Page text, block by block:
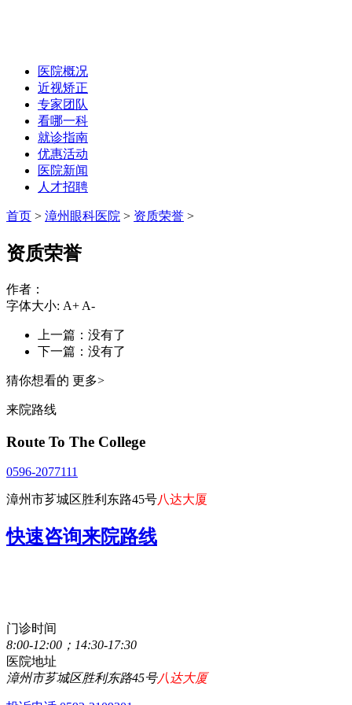
医院概况
近视矫正
专家团队
看哪一科
就诊指南
优惠活动
医院新闻
人才招聘
首页 > 漳州眼科医院 > 资质荣誉 >
资质荣誉
作者：
字体大小: A+ A-
上一篇：没有了
下一篇：没有了
猜你想看的 更多>
来院路线
Route To The College
0596-2077111
漳州市芗城区胜利东路45号八达大厦
快速咨询来院路线
门诊时间
8:00-12:00；14:30-17:30
医院地址
漳州市芗城区胜利东路45号八达大厦